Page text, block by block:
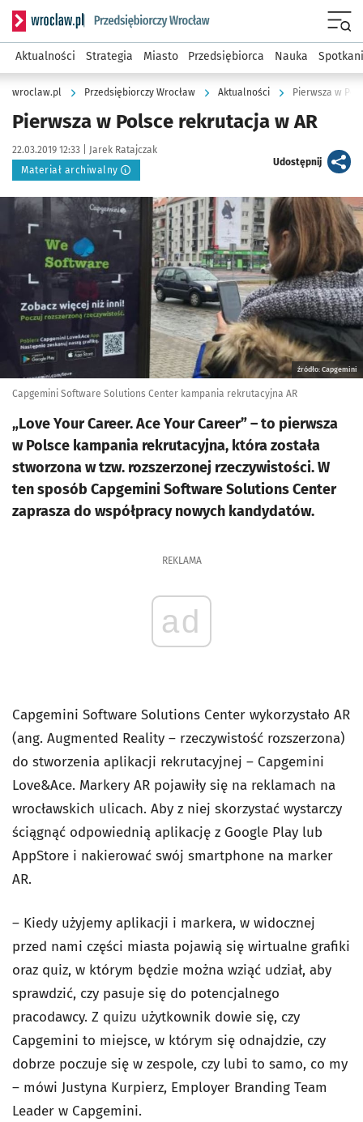
Serwis informacyjny wroclaw.pl podserwis: Strategia
Aktualności Strategia Miasto Przedsiębiorca Nauka
wroclaw.pl Przedsiębiorczy Wrocław Aktualności Pierwsza w
Pierwsza w Polsce rekrutacja w AR
Data publikacji:
22.03.2019 12:33 | Autor:
Jarek Ratajczak
Materiał archiwalny
Udostępnijartykuł
Kliknij, aby powiększyć
źródło: Capgemini
Capgemini Software Solutions Center kampania rekrutacyjna AR
„Love Your Career. Ace Your Career” – to pierwsza
w Polsce kampania rekrutacyjna, która została
stworzona w tzw. rozszerzonej rzeczywistości. W
ten sposób Capgemini Software Solutions Center
zaprasza do współpracy nowych kandydatów.
REKLAMA
ad
Capgemini Software Solutions Center wykorzystało AR
(ang. Augmented Reality – rzeczywistość rozszerzona)
do stworzenia aplikacji rekrutacyjnej – Capgemini
Love&Ace. Markery AR pojawiły się na reklamach na
wrocławskich ulicach. Aby z niej skorzystać wystarczy
ściągnąć odpowiednią aplikację z Google Play lub
AppStore i nakierować swój smartphone na marker
AR.
– Kiedy użyjemy aplikacji i markera, w widocznej
przed nami części miasta pojawią się wirtualne grafiki
oraz quiz, w którym będzie można wziąć udział, aby
sprawdzić, czy pasuje się do potencjalnego
pracodawcy. Z quizu użytkownik dowie się, czy
Capgemini to miejsce, w którym się odnajdzie, czy
dobrze poczuje się w zespole, czy lubi to samo, co my
– mówi Justyna Kurpierz, Employer Branding Team
Leader w Capgemini.